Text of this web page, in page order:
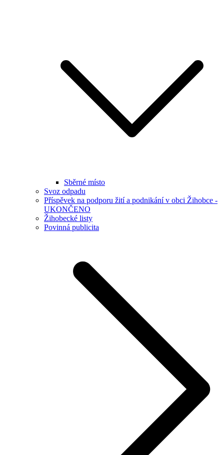
Sběrné místo
Svoz odpadu
Příspěvek na podporu žití a podnikání v obci Žihobce -
UKONČENO
Žihobecké listy
Povinná publicita